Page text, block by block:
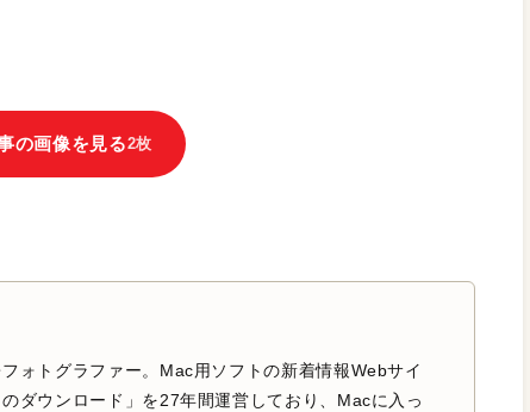
の画像を見る2枚
ォトグラファー。Mac用ソフトの新着情報Webサイ
ダウンロード」を27年間運営しており、Macに入っ